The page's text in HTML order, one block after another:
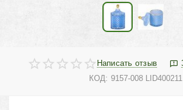
Написать отзыв
КОД: 9157-008 LID400211